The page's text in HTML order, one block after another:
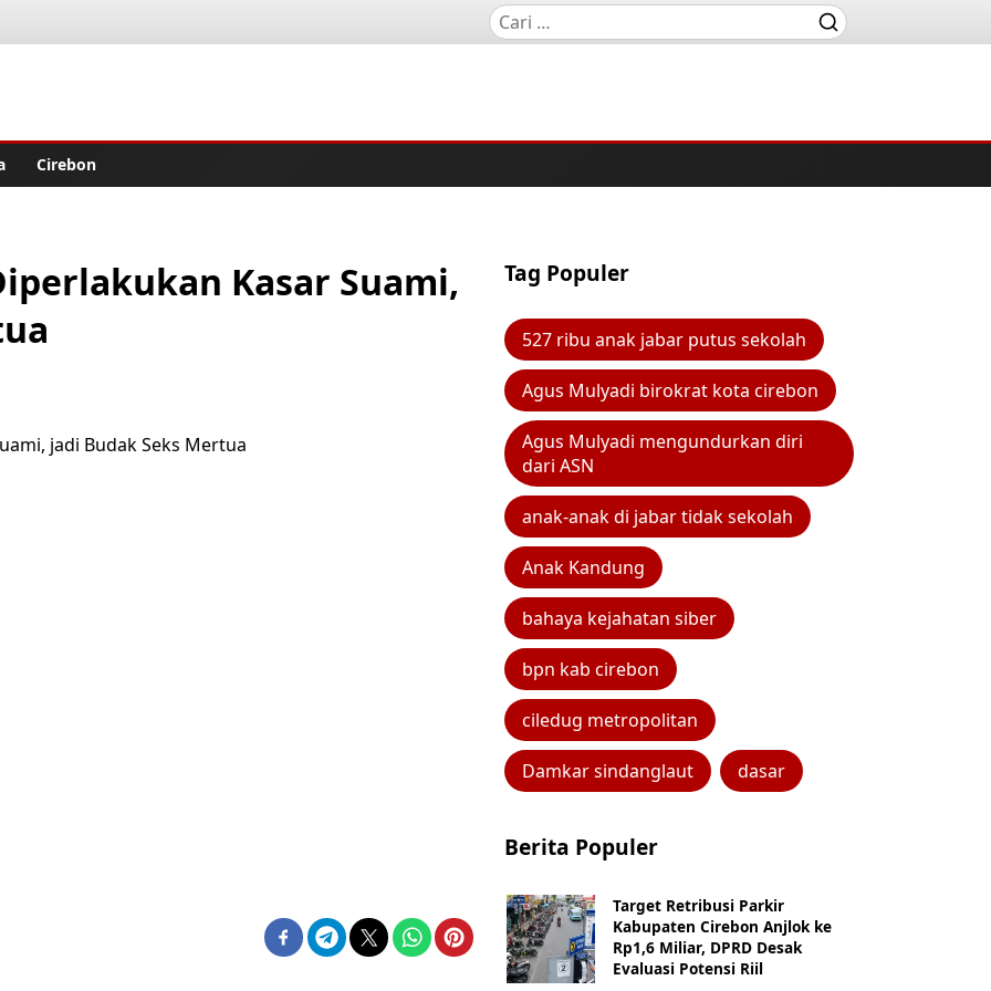
Cirebon
Kasar Suami,
Tag Populer
527 ribu anak jabar putus sekolah
Agus Mulyadi birokrat kota cirebon
Agus Mulyadi mengundurkan diri
dari ASN
anak-anak di jabar tidak sekolah
Anak Kandung
bahaya kejahatan siber
bpn kab cirebon
ciledug metropolitan
Damkar sindanglaut dasar
Berita Populer
Target Retribusi Parkir
Kabupaten Cirebon Anjlok ke
Rp1,6 Miliar, DPRD Desak
Evaluasi Potensi Riil